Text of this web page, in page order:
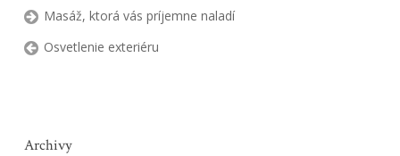
Masáž, ktorá vás príjemne naladí
Osvetlenie exteriéru
Archivy